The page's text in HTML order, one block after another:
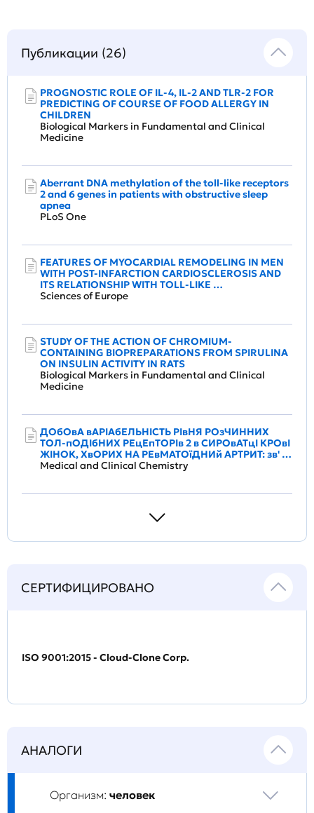
Публикации (26)
PROGNOSTIC ROLE OF IL-4, IL-2 AND TLR-2 FOR
PREDICTING OF COURSE OF FOOD ALLERGY IN
CHILDREN
Biological Markers in Fundamental and Clinical
Medicine
Aberrant DNA methylation of the toll-like receptors
2 and 6 genes in patients with obstructive sleep
apnea
PLoS One
FEATURES OF MYOCARDIAL REMODELING IN MEN
WITH POST-INFARCTION CARDIOSCLEROSIS AND
ITS RELATIONSHIP WITH TOLL-LIKE …
Sciences of Europe
STUDY OF THE ACTION OF CHROMIUM-
CONTAINING BIOPREPARATIONS FROM SPIRULINA
ON INSULIN ACTIVITY IN RATS
Biological Markers in Fundamental and Clinical
Medicine
ДОбОвА вАРІАбЕЛЬНІСТЬ РІвНЯ РОзЧИННИХ
ТОЛ-пОДІбНИХ РЕцЕпТОРІв 2 в СИРОвАТцІ КРОвІ
ЖІНОК, ХвОРИХ НА РЕвМАТОїДНИй АРТРИТ: зв' …
Medical and Clinical Chemistry
СЕРТИФИЦИРОВАНО
ISO 9001:2015 - Cloud-Clone Corp.
АНАЛОГИ
Организм: человек